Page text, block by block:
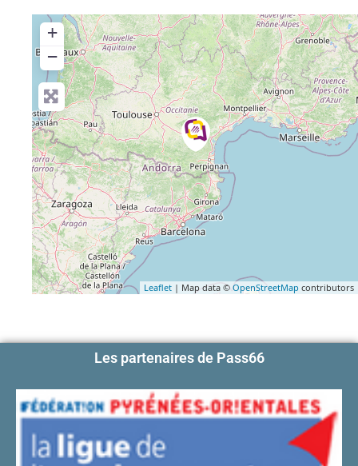
+
−
Leaflet | Map data © OpenStreetMap contributors
Les partenaires de Pass66